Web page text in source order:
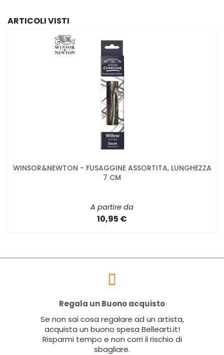
ARTICOLI VISTI
WINSOR&NEWTON - FUSAGGINE ASSORTITA, LUNGHEZZA
7 CM
A partire da
10,95 €
Regala un Buono acquisto
Se non sai cosa regalare ad un artista,
acquista un buono spesa Bellearti.it!
Risparmi tempo e non corri il rischio di
sbagliare.